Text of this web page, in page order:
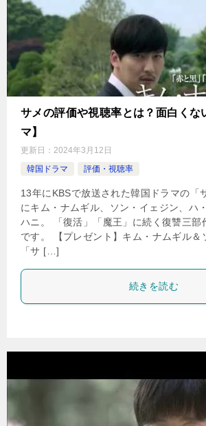
サメの評価や視聴率とは？面白くな
マ】
更新日： 2024年3月12日
韓国ドラマ
評価・視聴率
13年にKBSで放送された韓国ドラマの「
にキム・ナムギル、ソン・イェジン、ハ
ハニ。 「復活」「魔王」に続く復讐三部
です。 【プレゼント】キム・ナムギル＆
「サ […]
続きを読む